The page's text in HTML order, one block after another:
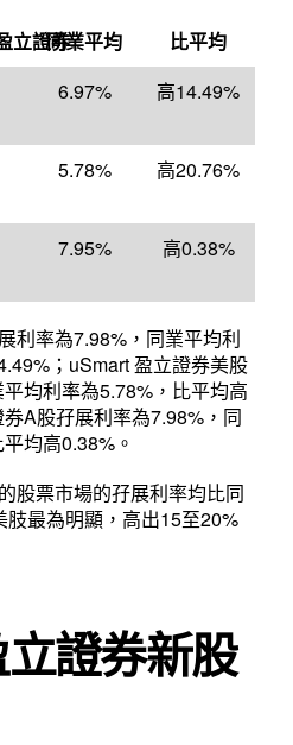
立證券同業平均
比平均
6.97% 高14.49%
5.78% 高20.76%
7.95% 高0.38%
利率為7.98%，同業平均利
；uSmart 盈立證券美股
均利率為5.78%，比平均高
A股孖展利率為7.98%，同
均高0.38%。
股票市場的孖展利率均比同
最為明顯，高出15至20%
證券新股